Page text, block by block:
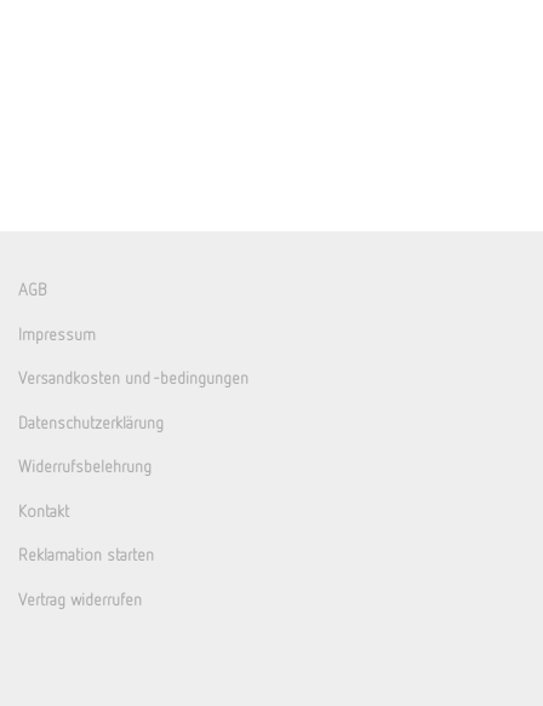
AGB
Impressum
Versandkosten und -bedingungen
Datenschutzerklärung
Widerrufsbelehrung
Kontakt
Reklamation starten
Vertrag widerrufen